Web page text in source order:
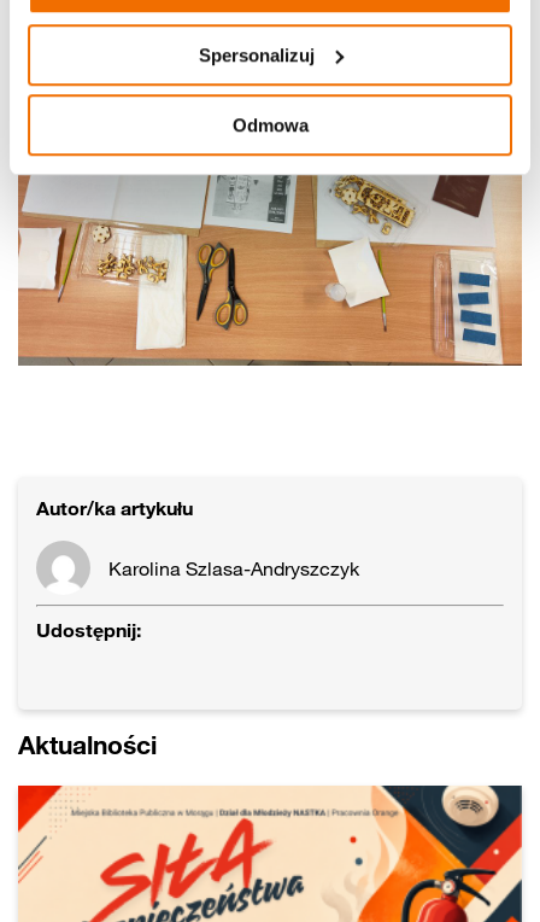
Spersonalizuj
Odmowa
Autor/ka artykułu
Karolina Szlasa-Andryszczyk
Udostępnij:
Aktualności